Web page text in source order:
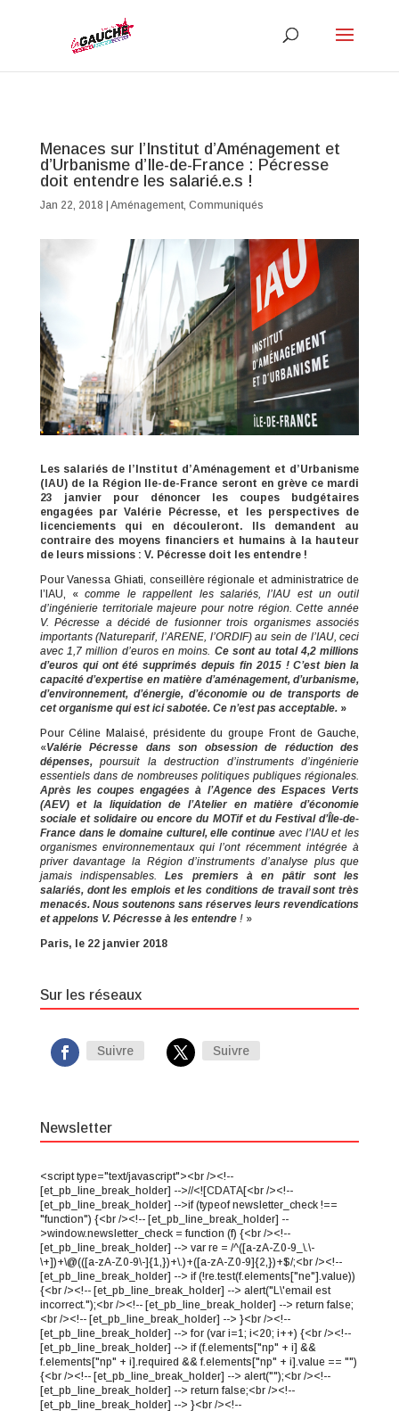
Menaces sur l’Institut d’Aménagement et
d’Urbanisme d’Ile-de-France : Pécresse
doit entendre les salarié.e.s !
Jan 22, 2018 Aménagement, Communiqués
Les salariés de l’Institut d’Aménagement et d’Urbanisme
(IAU) de la Région Ile-de-France seront en grève ce mardi
23 janvier pour dénoncer les coupes budgétaires
engagées par Valérie Pécresse, et les perspectives de
licenciements qui en découleront. Ils demandent au
contraire des moyens financiers et humains à la hauteur
de leurs missions : V. Pécresse doit les entendre !
Pour Vanessa Ghiati, conseillère régionale et administratrice de
l’IAU, «comme le rappellent les salariés, l’IAU est un outil
d’ingénierie territoriale majeure pour notre région. Cette année
V. Pécresse a décidé de fusionner trois organismes associés
importants (Natureparif, l’ARENE, l’ORDIF) au sein de l’IAU, ceci
avec 1,7 million d’euros en moins. Ce sont au total 4,2 millions
d’euros qui ont été supprimés depuis fin 2015 ! C’est bien la
capacité d’expertise en matière d’aménagement, d’urbanisme,
d’environnement, d’énergie, d’économie ou de transports de
cet organisme qui est ici sabotée. Ce n’est pas acceptable. »
Pour Céline Malaisé, présidente du groupe Front de Gauche,
«Valérie Pécresse dans son obsession de réduction des
dépenses,poursuit la destruction d’instruments d’ingénierie
essentiels dans de nombreuses politiques publiques régionales.
Après les coupes engagées à l’Agence des Espaces Verts
(AEV) et la liquidation de l’Atelier en matière d’économie
sociale et solidaire ou encore du MOTif et du Festival d’Île-de-
France dans le domaine culturel, elle continue avec l’IAU et les
organismes environnementaux qui l’ont récemment intégrée à
priver davantage la Région d’instruments d’analyse plus que
jamais indispensables.Les premiers à en pâtir sont les
salariés, dont les emplois et les conditions de travail sont très
menacés. Nous soutenons sans réserves leurs revendications
et appelons V. Pécresse à les entendre ! »
Paris, le 22 janvier 2018
Sur les réseaux
Suivre Suivre
Newsletter
<script type="text/javascript"><br /><!--
[et_pb_line_break_holder] -->//<![CDATA[<br /><!--
[et_pb_line_break_holder] -->if (typeof newsletter_check !==
"function") {<br /><!-- [et_pb_line_break_holder] --
>window.newsletter_check = function (f) {<br /><!--
[et_pb_line_break_holder] --> var re = /^([a-zA-Z0-9_\.\-
\+])+\@(([a-zA-Z0-9\-]{1,})+\.)+([a-zA-Z0-9]{2,})+$/;<br /><!--
[et_pb_line_break_holder] --> if (!re.test(f.elements["ne"].value))
{<br /><!-- [et_pb_line_break_holder] --> alert("L\'email est
incorrect.");<br /><!-- [et_pb_line_break_holder] --> return false;
<br /><!-- [et_pb_line_break_holder] --> }<br /><!--
[et_pb_line_break_holder] --> for (var i=1; i<20; i++) {<br /><!--
[et_pb_line_break_holder] --> if (f.elements["np" + i] &&
f.elements["np" + i].required && f.elements["np" + i].value == "")
{<br /><!-- [et_pb_line_break_holder] --> alert("");<br /><!--
[et_pb_line_break_holder] --> return false;<br /><!--
[et_pb_line_break_holder] --> }<br /><!--